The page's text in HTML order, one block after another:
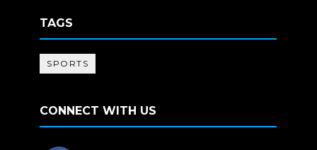
TAGS
SPORTS
CONNECT WITH US